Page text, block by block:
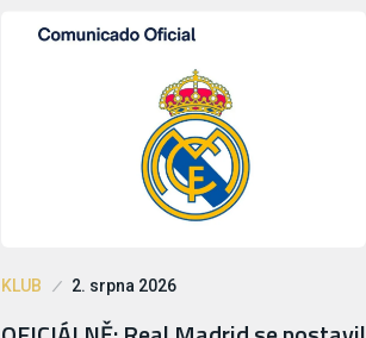
KLUB 2. srpna 2026